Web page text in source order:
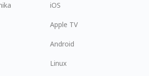
iOS
Apple TV
Android
Linux